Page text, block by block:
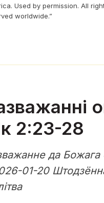
Used by permission. All
worldwide.”
2:23-28
да Божага
01-20